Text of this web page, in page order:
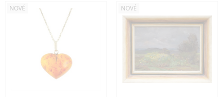
NOVÉ NOVÉ